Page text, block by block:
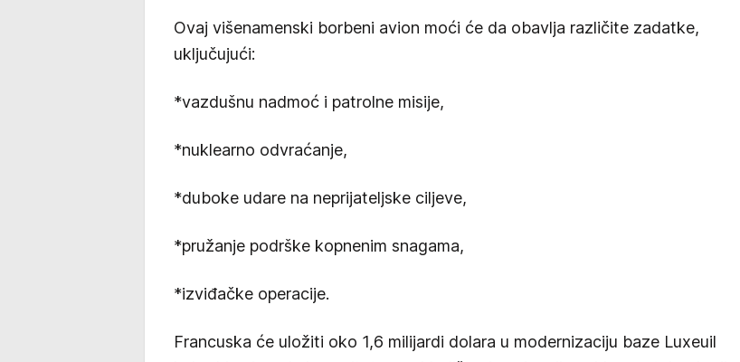
Ovaj višenamenski borbeni avion moći će da obavlja različite zadatke,
uključujući:
*vazdušnu nadmoć i patrolne misije,
*nuklearno odvraćanje,
*duboke udare na neprijateljske ciljeve,
*pružanje podrške kopnenim snagama,
*izviđačke operacije.
Francuska će uložiti oko 1,6 milijardi dolara u modernizaciju baze Luxeuil